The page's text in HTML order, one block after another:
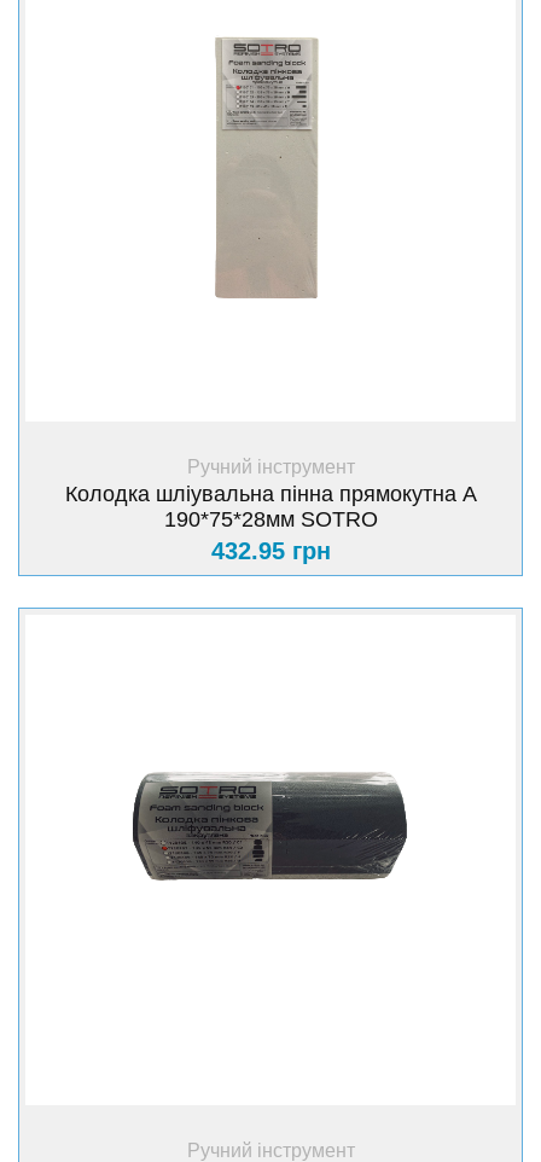
+ Купити
Ручний інструмент
Колодка шліувальна пінна прямокутна А
190*75*28мм SOTRO
432.95 грн
+ Купити
Ручний інструмент